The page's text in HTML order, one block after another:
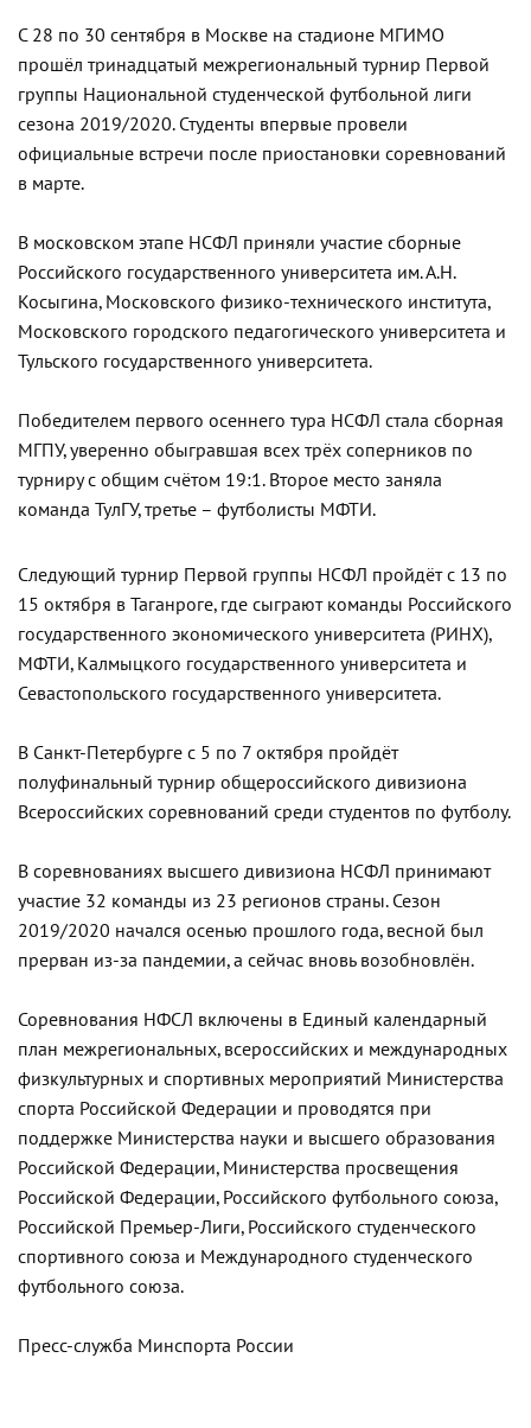
С 28 по 30 сентября в Москве на стадионе МГИМО
прошёл тринадцатый межрегиональный турнир Первой
группы Национальной студенческой футбольной лиги
сезона 2019/2020. Студенты впервые провели
официальные встречи после приостановки соревнований
в марте.
В московском этапе НСФЛ приняли участие сборные
Российского государственного университета им. А.Н.
Косыгина, Московского физико-технического института,
Московского городского педагогического университета и
Тульского государственного университета.
Победителем первого осеннего тура НСФЛ стала сборная
МГПУ, уверенно обыгравшая всех трёх соперников по
турниру с общим счётом 19:1. Второе место заняла
команда ТулГУ, третье – футболисты МФТИ.
Следующий турнир Первой группы НСФЛ пройдёт с 13 по
15 октября в Таганроге, где сыграют команды Российского
государственного экономического университета (РИНХ),
МФТИ, Калмыцкого государственного университета и
Севастопольского государственного университета.
В Санкт-Петербурге с 5 по 7 октября пройдёт
полуфинальный турнир общероссийского дивизиона
Всероссийских соревнований среди студентов по футболу.
В соревнованиях высшего дивизиона НСФЛ принимают
участие 32 команды из 23 регионов страны. Сезон
2019/2020 начался осенью прошлого года, весной был
прерван из-за пандемии, а сейчас вновь возобновлён.
Соревнования НФСЛ включены в Единый календарный
план межрегиональных, всероссийских и международных
физкультурных и спортивных мероприятий Министерства
спорта Российской Федерации и проводятся при
поддержке Министерства науки и высшего образования
Российской Федерации, Министерства просвещения
Российской Федерации, Российского футбольного союза,
Российской Премьер-Лиги, Российского студенческого
спортивного союза и Международного студенческого
футбольного союза.
Пресс-служба Минспорта России